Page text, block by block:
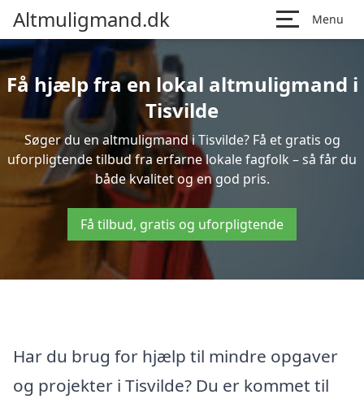
Altmuligmand.dk Menu
Få hjælp fra en lokal altmuligmand i
Tisvilde
Søger du en altmuligmand i Tisvilde? Få et gratis og
uforpligtende tilbud fra erfarne lokale fagfolk – så får du
både kvalitet og en god pris.
Få tilbud, gratis og uforpligtende
Har du brug for hjælp til mindre opgaver
og projekter i Tisvilde? Du er kommet til